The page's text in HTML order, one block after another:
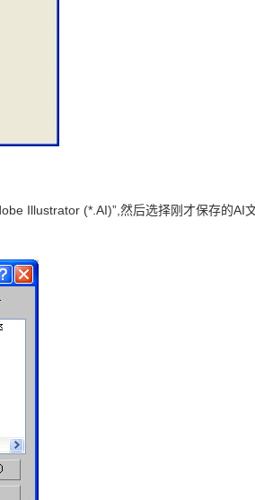
Illustrator (*.AI)”,然后选择刚才保存的AI